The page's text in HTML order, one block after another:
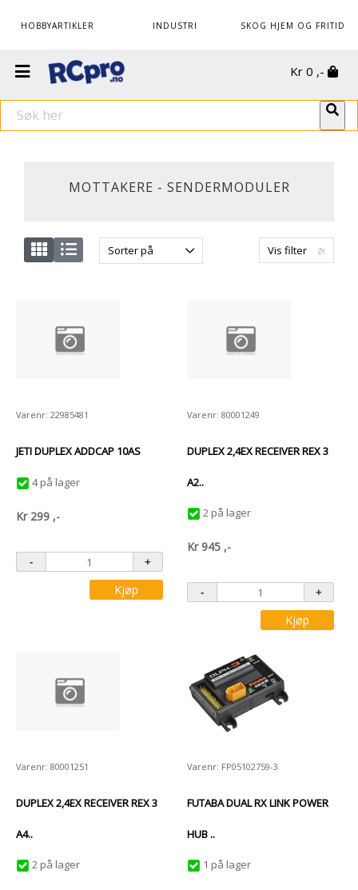
HOBBYARTIKLER INDUSTRI SKOG HJEM OG FRITID
Kr 0 ,-
MOTTAKERE - SENDERMODULER
Vis filter
Sorter på
Varenr: 22985481
JETI DUPLEX ADDCAP 10AS
4 på lager
Kr 299 ,-
Kjøp
Varenr: 80001249
DUPLEX 2,4EX RECEIVER REX 3
A2..
2 på lager
Kr 945 ,-
Kjøp
Varenr: 80001251
DUPLEX 2,4EX RECEIVER REX 3
A4..
2 på lager
Varenr: FP05102759-3
FUTABA DUAL RX LINK POWER
HUB ..
1 på lager